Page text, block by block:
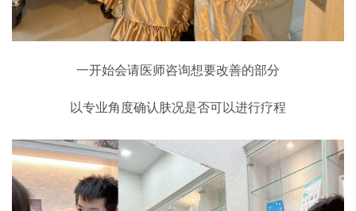
一开始会请医师咨询想要改善的部分
以专业角度确认肤况是否可以进行疗程